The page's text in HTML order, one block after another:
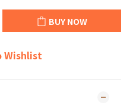
BUY NOW
Wishlist